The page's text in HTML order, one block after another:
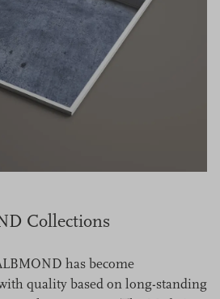
Collections
has become
quality based on long-standing